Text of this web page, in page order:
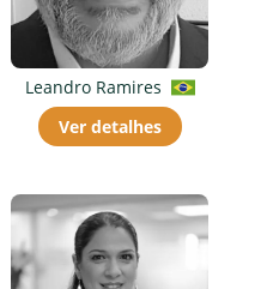
Leandro Ramires
Ver detalhes